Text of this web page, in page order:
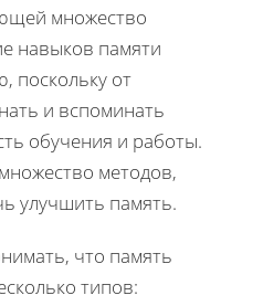
множество
навыков памяти
поскольку от
и вспоминать
обучения и работы.
методов,
улучшить память.
что память
типов: